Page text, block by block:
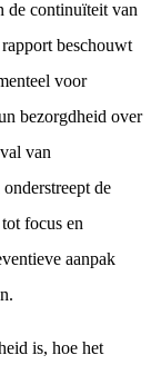
de continuïteit van
beschouwt
voor
bezorgdheid over
van
de
focus en
aanpak
is, hoe het